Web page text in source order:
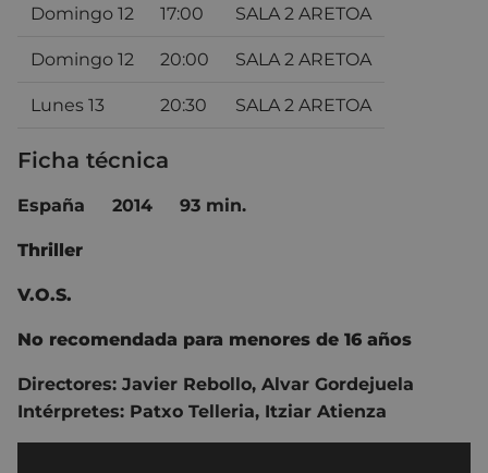
Domingo 12 17:00 SALA 2 ARETOA
Domingo 12 20:00 SALA 2 ARETOA
Lunes 13 20:30 SALA 2 ARETOA
Ficha técnica
España 2014 93 min.
Thriller
V.O.S.
No recomendada para menores de 16 años
Directores: Javier Rebollo, Alvar Gordejuela
Intérpretes: Patxo Telleria, Itziar Atienza